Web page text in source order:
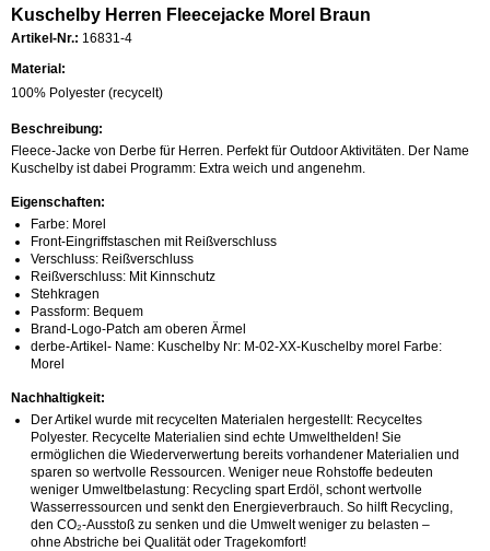
Kuschelby Herren Fleecejacke Morel Braun
Artikel-Nr.: 16831-4
Material:
100% Polyester (recycelt)
Beschreibung:
Fleece-Jacke von Derbe für Herren. Perfekt für Outdoor Aktivitäten. Der Name
Kuschelby ist dabei Programm: Extra weich und angenehm.
Eigenschaften:
Farbe: Morel
Front-Eingriffstaschen mit Reißverschluss
Verschluss: Reißverschluss
Reißverschluss: Mit Kinnschutz
Stehkragen
Passform: Bequem
Brand-Logo-Patch am oberen Ärmel
derbe-Artikel- Name: Kuschelby Nr: M-02-XX-Kuschelby morel Farbe:
Morel
Nachhaltigkeit:
Der Artikel wurde mit recycelten Materialen hergestellt: Recyceltes
Polyester. Recycelte Materialien sind echte Umwelthelden! Sie
ermöglichen die Wiederverwertung bereits vorhandener Materialien und
sparen so wertvolle Ressourcen. Weniger neue Rohstoffe bedeuten
weniger Umweltbelastung: Recycling spart Erdöl, schont wertvolle
Wasserressourcen und senkt den Energieverbrauch. So hilft Recycling,
den CO₂-Ausstoß zu senken und die Umwelt weniger zu belasten –
ohne Abstriche bei Qualität oder Tragekomfort!